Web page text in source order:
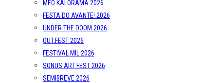
MEO KALORAMA 2026
FESTA DO AVANTE! 2026
UNDER THE DOOM 2026
OUT.FEST 2026
FESTIVAL MIL 2026
SONUS ART FEST 2026
SEMIBREVE 2026